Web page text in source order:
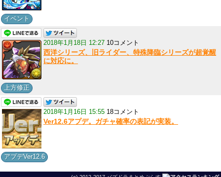
イベント
2018年1月18日 12:27 10コメント
西洋シリーズ、旧ライダー、特殊降臨シリーズが超覚醒
に対応に。
上方修正
2018年1月16日 15:55 18コメント
Ver12.6アプデ。ガチャ確率の表記が実装。
アプデVer12.6